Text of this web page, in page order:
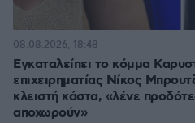
Εγκαταλείπει το κόμμα
επιχειρηματίας Νίκος
κλειστή κάστα, «λένε
αποχωρούν»
08.08.2026, 18:48